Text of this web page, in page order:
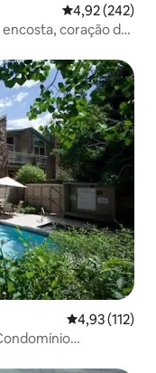
4,92 de uma
4,92 (242)
coração de
4,93 de uma
4,93 (112)